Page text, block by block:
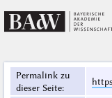
Permalink zu
dieser Seite: